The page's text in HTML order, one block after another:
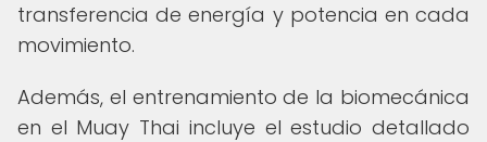
transferencia de energía y potencia en cada
movimiento.
Además, el entrenamiento de la biomecánica
en el Muay Thai incluye el estudio detallado